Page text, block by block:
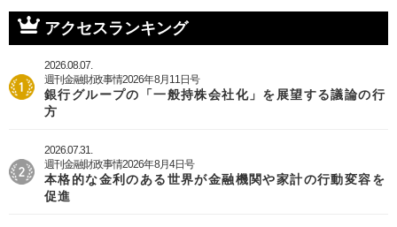
アクセスランキング
2026.08.07.
週刊金融財政事情2026年8月11日号
銀行グループの「一般持株会社化」を展望する議論の行
方
2026.07.31.
週刊金融財政事情2026年8月4日号
本格的な金利のある世界が金融機関や家計の行動変容を
促進